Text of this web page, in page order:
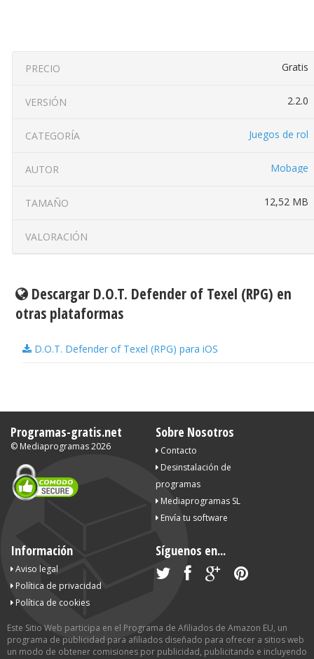
PRECIO Gratis
VERSIÓN 2.2.0
CATEGORÍA Juegos de rol
AUTOR Mobage
TAMAÑO 12,52 MB
VALORACIÓN
Descargar D.O.T. Defender of Texel (RPG) en
otras plataformas
D.O.T. Defender of Texel (RPG) para iOS
Programas-gratis.net
© Mediaprogramas2026
Sobre Nosotros
Contacto
Desinstalación de
programas
Mediaprogramas SL
Envía tu software
Información
Aviso legal
Política de privacidad
Política de cookies
Síguenos en...
Este Sitio Web participa en el Programa de Afiliados de Amazon EU, un
programa de publicidad para afiliados diseñado para ofrecer a sitios web
un modo de obtener comisiones por publicidad, publicitando e incluyendo